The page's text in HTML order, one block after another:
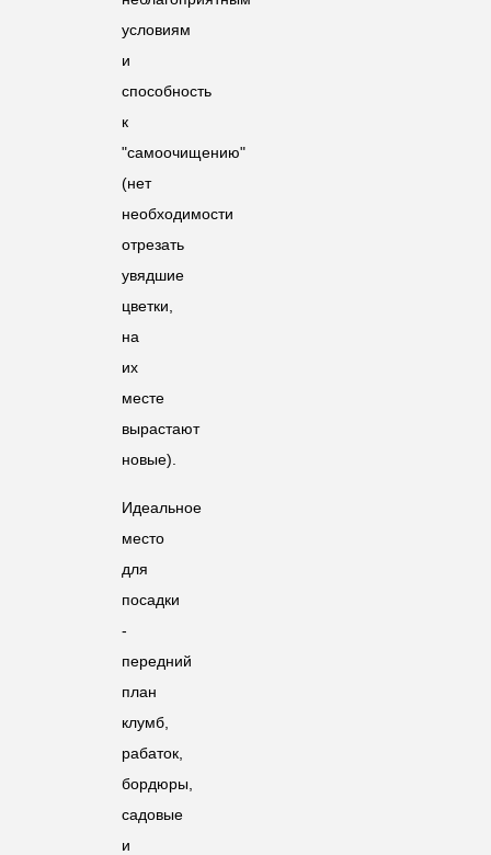
условиям
и
способность
к
"самоочищению"
(нет
необходимости
отрезать
увядшие
цветки,
на
их
месте
вырастают
новые).
Идеальное
место
для
посадки
-
передний
план
клумб,
рабаток,
бордюры,
садовые
и